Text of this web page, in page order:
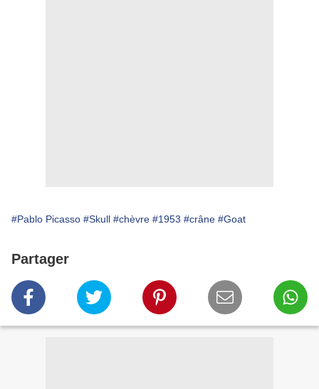
#Pablo Picasso #Skull #chèvre #1953 #crâne #Goat
Partager